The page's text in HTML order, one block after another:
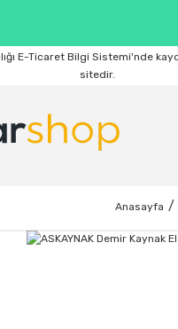
E-Ticaret Bilgi Sistemi'nde
sitedir.
Anasayfa